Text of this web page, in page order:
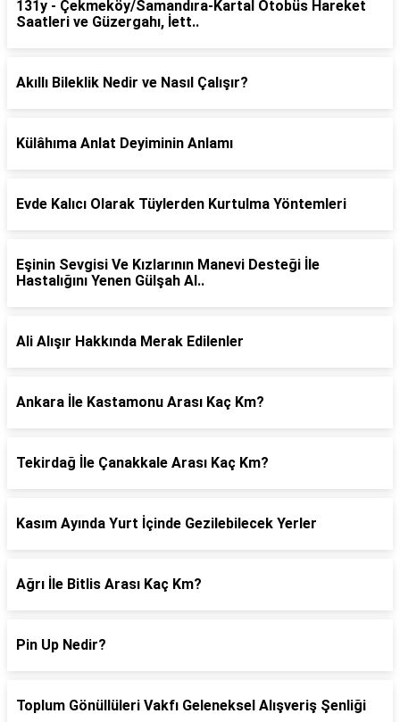
131y - Çekmeköy/Samandıra-Kartal Otobüs Hareket
Saatleri ve Güzergahı, İett..
Akıllı Bileklik Nedir ve Nasıl Çalışır?
Külâhıma Anlat Deyiminin Anlamı
Evde Kalıcı Olarak Tüylerden Kurtulma Yöntemleri
Eşinin Sevgisi Ve Kızlarının Manevi Desteği İle
Hastalığını Yenen Gülşah Al..
Ali Alışır Hakkında Merak Edilenler
Ankara İle Kastamonu Arası Kaç Km?
Tekirdağ İle Çanakkale Arası Kaç Km?
Kasım Ayında Yurt İçinde Gezilebilecek Yerler
Ağrı İle Bitlis Arası Kaç Km?
Pin Up Nedir?
Toplum Gönüllüleri Vakfı Geleneksel Alışveriş Şenliği